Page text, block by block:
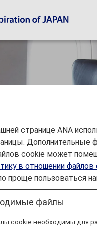
Руководство
departing on or after
"Premium Class"
any changes to the
странице ANA
Дополнительные
cookie может
в отношении файлов
проще пользоваться
файлы
cookie необходимы для